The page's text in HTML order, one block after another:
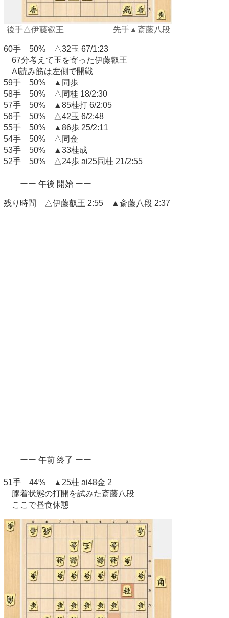
後手△伊藤叡王 先手▲斎藤八段
60手 50% △32玉 67/1:23
67分考えて玉を寄った伊藤叡王
AI読み筋は左側で開戦
59手 50% ▲同歩
58手 50% △同桂 18/2:30
57手 50% ▲85桂打 6/2:05
56手 50% △42玉 6/2:48
55手 50% ▲86歩 25/2:11
54手 50% △同金
53手 50% ▲33桂成
52手 50% △24歩 ai25同桂 21/2:55
ーー 午後 開始 ーー
残り時間 △伊藤叡王 2:55 ▲斎藤八段 2:37
ーー 午前 終了 ーー
51手 44% ▲25桂 ai48金 2
膠着状態の打開を試みた斎藤八段
ここで昼食休憩